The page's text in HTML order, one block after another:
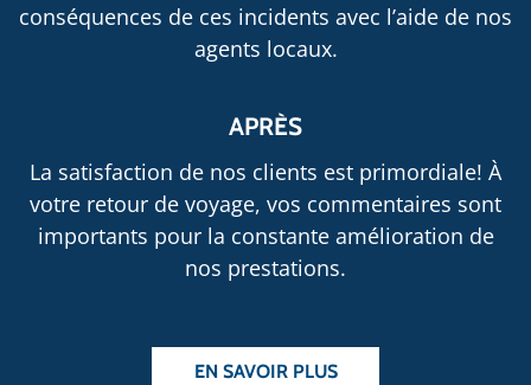
conséquences de ces incidents avec l’aide de nos
agents locaux.
APRÈS
La satisfaction de nos clients est primordiale! À
votre retour de voyage, vos commentaires sont
importants pour la constante amélioration de
nos prestations.
EN SAVOIR PLUS